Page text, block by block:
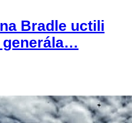
Bradle uctili
generála…